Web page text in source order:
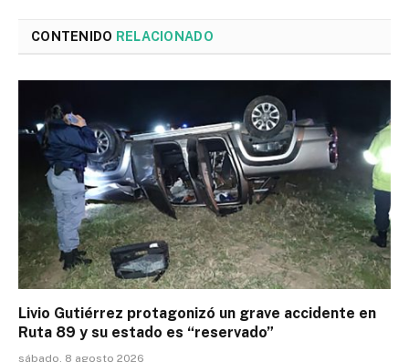
CONTENIDO RELACIONADO
Livio Gutiérrez protagonizó un grave accidente en
Ruta 89 y su estado es “reservado”
sábado, 8 agosto 2026